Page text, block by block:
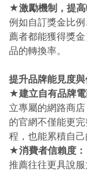
★激勵機制，提高
例如自訂獎金比
薦者都能獲得獎
品的轉換率。
提升品牌能見度
★建立自有品牌電
立專屬的網路商
的官網不僅能更
程，也能累積自己
★消費者信賴度：
推薦往往更具說